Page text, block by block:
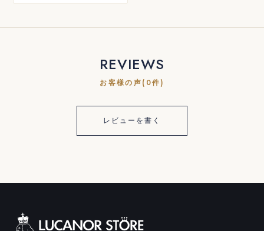
REVIEWS
お客様の声(0件)
レビューを書く